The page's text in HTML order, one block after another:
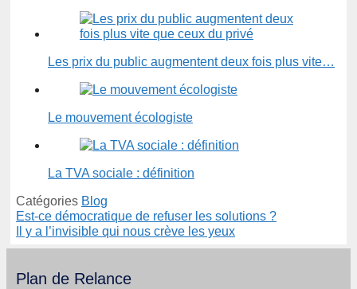
Les prix du public augmentent deux fois plus vite…
Le mouvement écologiste
La TVA sociale : définition
Catégories Blog
Est-ce démocratique de refuser les solutions ?
Il y a l’invisible qui nous crève les yeux
Plan de Relance